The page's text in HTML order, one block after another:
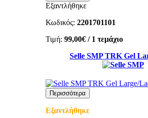
Εξαντλήθηκε
Κωδικός: 2201701101
Τιμή: 99,00€ / 1 τεμάχιο
Selle SMP TRK Gel
Περισσότερα
Εξαντλήθηκε